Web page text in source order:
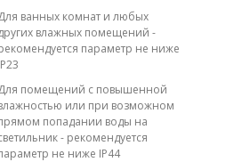
ванных комнат и любых
влажных помещений -
параметр не ниже
помещений с повышенной
или при возможном
попадании воды на
- рекомендуется
не ниже IP44